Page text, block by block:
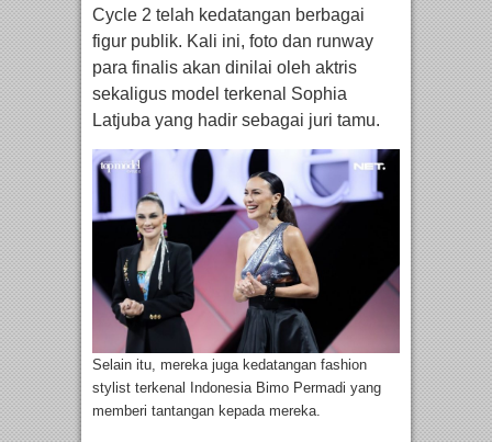
Cycle 2 telah kedatangan berbagai
figur publik. Kali ini, foto dan runway
para finalis akan dinilai oleh aktris
sekaligus model terkenal Sophia
Latjuba yang hadir sebagai juri tamu.
Selain itu, mereka juga kedatangan fashion
stylist terkenal Indonesia Bimo Permadi yang
memberi tantangan kepada mereka.